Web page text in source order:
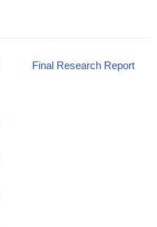
Final Research Report